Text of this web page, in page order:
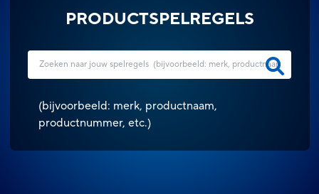
PRODUCTSPELREGELS
(bijvoorbeeld: merk, productnaam,
productnummer, etc.)